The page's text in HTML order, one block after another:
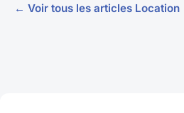
← Voir tous les articles Location